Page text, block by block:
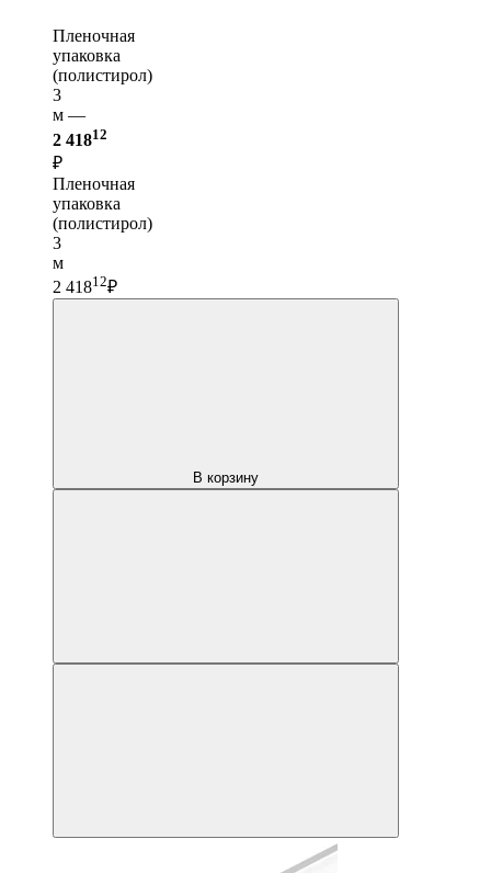
Пленочная
упаковка
(полистирол)
3
м —
2 41812
₽
Пленочная
упаковка
(полистирол)
3
м
2 41812₽
В корзину